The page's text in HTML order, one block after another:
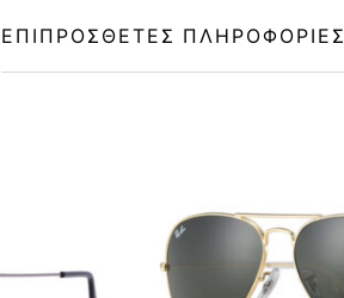
ΕΠΙΠΡΌΣΘΕΤΕΣ ΠΛΗΡΟΦΟΡΊΕΣ
GOLD
Lens Color GRAY-GREEN